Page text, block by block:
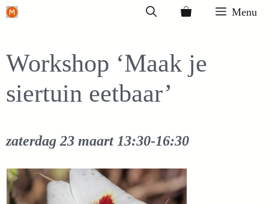
Ga
inhoud
Menu
Workshop ‘Maak je
siertuin eetbaar’
zaterdag 23 maart 13:30-16:30